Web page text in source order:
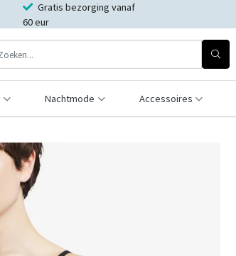
Gratis bezorging vanaf
60 eur
Nachtmode Accessoires